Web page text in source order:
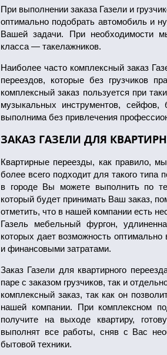
При выполнении заказа Газели и
оптимально подобрать автомобиль и
Вашей задачи. При необходимости
класса — такелажников.
Наиболее часто комплексный заказ
переездов, которые без грузчиков
комплексный заказ пользуется при
музыкальных инструментов, сейфов,
выполнима без привлечения
ЗАКАЗ ГАЗЕЛИ ДЛЯ
Квартирные переезды, как правило,
более всего подходит для такого типа
в городе Вы можете выполнить по
который будет принимать Ваш заказ,
отметить, что в нашей компании есть
Газель мебельный фургон,
которых дает возможность
и финансовыми затратами.
Заказ Газели для квартирного
паре с заказом грузчиков, так и
комплексный заказ, так как он
нашей компании. При комплексном
получите на выходе квартиру,
выполнят все работы, сняв с Вас
бытовой техники.